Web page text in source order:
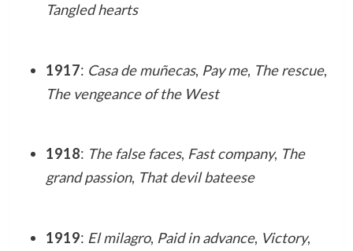
Tangled hearts
1917: Casa de muñecas, Pay me, The rescue,
The vengeance of the West
1918: The false faces, Fast company, The
grand passion, That devil bateese
1919: El milagro, Paid in advance, Victory,